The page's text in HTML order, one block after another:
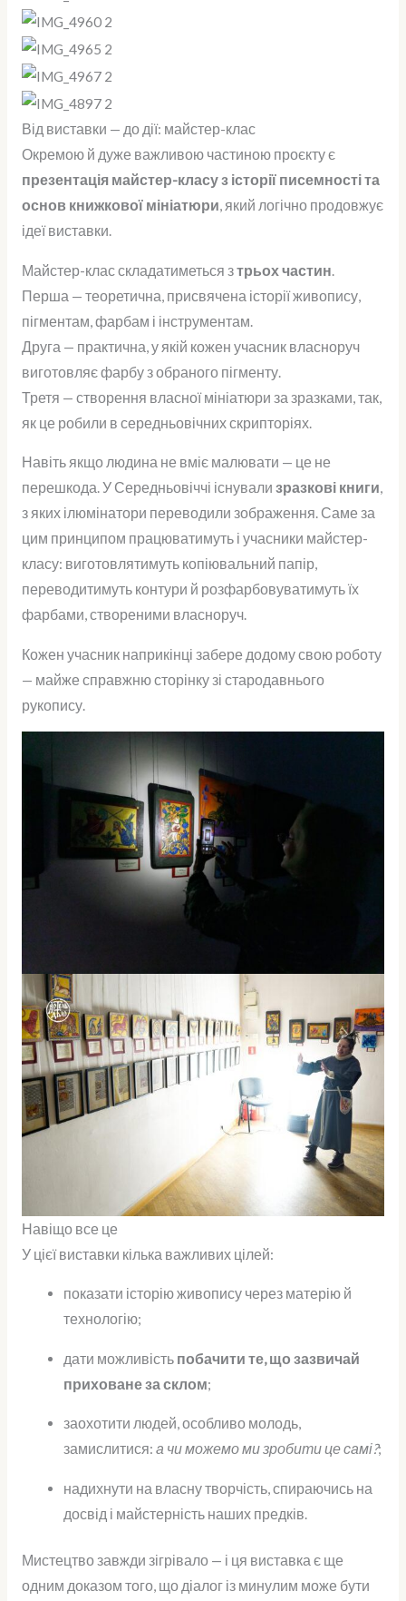
Від виставки — до дії: майстер-клас
Окремою й дуже важливою частиною проєкту є
презентація майстер-класу з історії писемності та
основ книжкової мініатюри, який логічно продовжує
ідеї виставки.
Майстер-клас складатиметься зтрьох частин.
Перша — теоретична, присвячена історії живопису,
пігментам, фарбам і інструментам.
Друга — практична, у якій кожен учасник власноруч
виготовляє фарбу з обраного пігменту.
Третя — створення власної мініатюри за зразками, так,
як це робили в середньовічних скрипторіях.
Навіть якщо людина не вміє малювати — це не
перешкода. У Середньовіччі існували зразкові книги,
з яких ілюмінатори переводили зображення. Саме за
цим принципом працюватимуть і учасники майстер-
класу: виготовлятимуть копіювальний папір,
переводитимуть контури й розфарбовуватимуть їх
фарбами, створеними власноруч.
Кожен учасник наприкінці забере додому свою роботу
— майже справжню сторінку зі стародавнього
рукопису.
Навіщо все це
У цієї виставки кілька важливих цілей:
показати історію живопису через матерію й
технологію;
дати можливість побачити те, що зазвичай
приховане за склом;
заохотити людей, особливо молодь,
замислитися:а чи можемо ми зробити це самі?;
надихнути на власну творчість, спираючись на
досвід і майстерність наших предків.
Мистецтво завжди зігрівало — і ця виставка є ще
одним доказом того, що діалог із минулим може бути